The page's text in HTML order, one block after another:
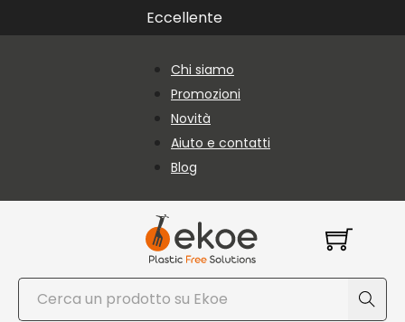
Vai al contenuto principale
Vai al piè di paginaEccellente
Chi siamo
Promozioni
Novità
Aiuto e contatti
Blog
Cerca